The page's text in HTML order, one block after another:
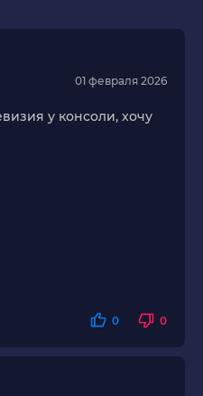
01 февраля 2026
у консоли, хочу
0 0